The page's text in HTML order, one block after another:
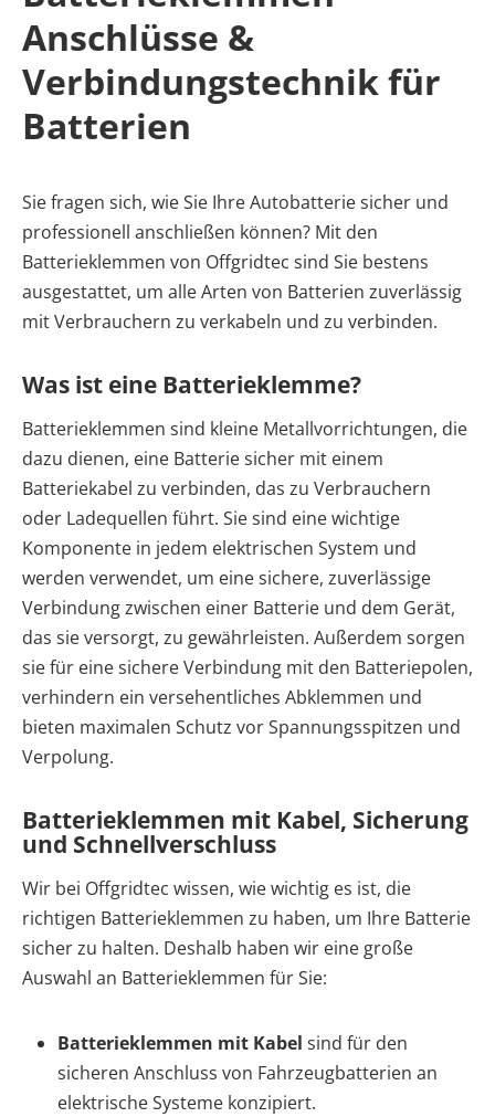
Anschlüsse &
Verbindungstechnik für
Batterien
Sie fragen sich, wie Sie Ihre Autobatterie sicher und
professionell anschließen können? Mit den
Batterieklemmen von Offgridtec sind Sie bestens
ausgestattet, um alle Arten von Batterien zuverlässig
mit Verbrauchern zu verkabeln und zu verbinden.
Was ist eine Batterieklemme?
Batterieklemmen sind kleine Metallvorrichtungen, die
dazu dienen, eine Batterie sicher mit einem
Batteriekabel zu verbinden, das zu Verbrauchern
oder Ladequellen führt. Sie sind eine wichtige
Komponente in jedem elektrischen System und
werden verwendet, um eine sichere, zuverlässige
Verbindung zwischen einer Batterie und dem Gerät,
das sie versorgt, zu gewährleisten. Außerdem sorgen
sie für eine sichere Verbindung mit den Batteriepolen,
verhindern ein versehentliches Abklemmen und
bieten maximalen Schutz vor Spannungsspitzen und
Verpolung.
Batterieklemmen mit Kabel, Sicherung
und Schnellverschluss
Wir bei Offgridtec wissen, wie wichtig es ist, die
richtigen Batterieklemmen zu haben, um Ihre Batterie
sicher zu halten. Deshalb haben wir eine große
Auswahl an Batterieklemmen für Sie:
Batterieklemmen mit Kabel sind für den
sicheren Anschluss von Fahrzeugbatterien an
elektrische Systeme konzipiert.